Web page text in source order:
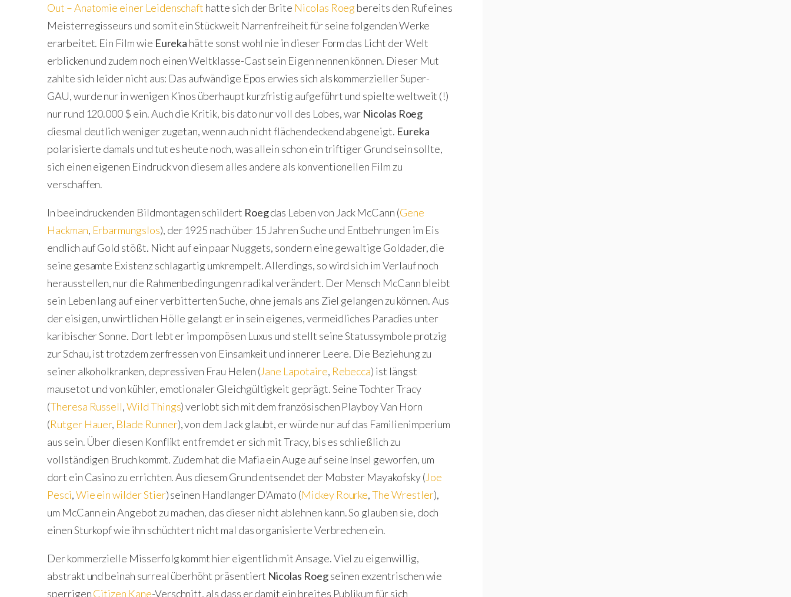
Out – Anatomie einer Leidenschaft hatte sich der Brite Nicolas Roegbereits den Ruf eines
Meisterregisseurs und somit ein Stückweit Narrenfreiheit für seine folgenden Werke
erarbeitet. Ein Film wie Eureka hätte sonst wohl nie in dieser Form das Licht der Welt
erblicken und zudem noch einen Weltklasse-Cast sein Eigen nennen können. Dieser Mut
zahlte sich leider nicht aus: Das aufwändige Epos erwies sich als kommerzieller Super-
GAU, wurde nur in wenigen Kinos überhaupt kurzfristig aufgeführt und spielte weltweit (!)
nur rund 120.000 $ ein. Auch die Kritik, bis dato nur voll des Lobes, war Nicolas Roeg
diesmal deutlich weniger zugetan, wenn auch nicht flächendeckend abgeneigt. Eureka
polarisierte damals und tut es heute noch, was allein schon ein triftiger Grund sein sollte,
sich einen eigenen Eindruck von diesem alles andere als konventionellen Film zu
verschaffen.
In beeindruckenden Bildmontagen schildert Roegdas Leben von Jack McCann (Gene
Hackman, Erbarmungslos), der 1925 nach über 15 Jahren Suche und Entbehrungen im Eis
endlich auf Gold stößt. Nicht auf ein paar Nuggets, sondern eine gewaltige Goldader, die
seine gesamte Existenz schlagartig umkrempelt. Allerdings, so wird sich im Verlauf noch
herausstellen, nur die Rahmenbedingungen radikal verändert. Der Mensch McCann bleibt
sein Leben lang auf einer verbitterten Suche, ohne jemals ans Ziel gelangen zu können. Aus
der eisigen, unwirtlichen Hölle gelangt er in sein eigenes, vermeidliches Paradies unter
karibischer Sonne. Dort lebt er im pompösen Luxus und stellt seine Statussymbole protzig
zur Schau, ist trotzdem zerfressen von Einsamkeit und innerer Leere. Die Beziehung zu
seiner alkoholkranken, depressiven Frau Helen (Jane Lapotaire, Rebecca) ist längst
mausetot und von kühler, emotionaler Gleichgültigkeit geprägt. Seine Tochter Tracy
(Theresa Russell,Wild Things) verlobt sich mit dem französischen Playboy Van Horn
(Rutger Hauer, Blade Runner), von dem Jack glaubt, er würde nur auf das Familienimperium
aus sein. Über diesen Konflikt entfremdet er sich mit Tracy, bis es schließlich zu
vollständigen Bruch kommt. Zudem hat die Mafia ein Auge auf seine Insel geworfen, um
dort ein Casino zu errichten. Aus diesem Grund entsendet der Mobster Mayakofsky (Joe
Pesci,Wie ein wilder Stier) seinen Handlanger D’Amato (Mickey Rourke,The Wrestler),
um McCann ein Angebot zu machen, das dieser nicht ablehnen kann. So glauben sie, doch
einen Sturkopf wie ihn schüchtert nicht mal das organisierte Verbrechen ein.
Der kommerzielle Misserfolg kommt hier eigentlich mit Ansage. Viel zu eigenwillig,
abstrakt und beinah surreal überhöht präsentiert Nicolas Roegseinen exzentrischen wie
sperrigenCitizen Kane-Verschnitt, als dass er damit ein breites Publikum für sich